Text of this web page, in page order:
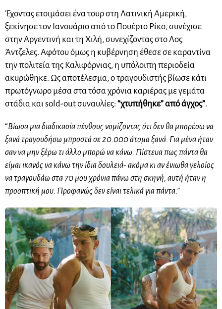
Έχοντας ετοιμάσει ένα τουρ στη Λατινική Αμερική,
ξεκίνησε τον Ιανουάριο από το Πουέρτο Ρίκο, συνέχισε
στην Αργεντινή και τη Χιλή, συνεχίζοντας στο Λος
Άντζελες. Αφότου όμως η κυβέρνηση έθεσε σε καραντίνα
την πολιτεία της Καλιφόρνιας, η υπόλοιπη περιοδεία
ακυρώθηκε. Ως αποτέλεσμα, ο τραγουδιστής βίωσε κάτι
πρωτόγνωρο μέσα στα τόσα χρόνια καριέρας με γεμάτα
στάδια και sold-out συναυλίες: “χτυπήθηκε” από άγχος”.
“Βίωσα μια διαδικασία πένθους νομίζοντας ότι δεν θα μπορέσω να
ξανά τραγουδήσω μπροστά σε 20.000 άτομα ξανά. Για μένα ήταν
σαν να μην ξέρω τι άλλο μπορώ να κάνω. Πίστευα πως πάντα θα
είμαι ικανός να κάνω την ίδια δουλειά- ακόμα κι αν ένιωθα γελοίος
να τραγουδάω στα 70 μου χρόνια πάνω στη σκηνή, αυτή ήταν η
προοπτική μου. Προφανώς δεν είναι τελικά για πάντα.”